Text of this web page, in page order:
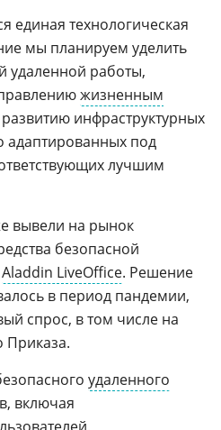
единая технологическая
мы планируем уделить
работы,
жизненным
инфраструктурных
адаптированных под
лучшим
вывели на рынок
безопасной
Aladdin LiveOffice. Решение
в период пандемии,
спрос, в том числе на
Приказа.
удаленного
включая